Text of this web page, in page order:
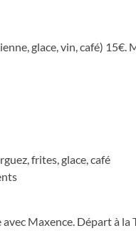
glace, vin, café) 15€.
frites, glace, café
Maxence. Départ à la